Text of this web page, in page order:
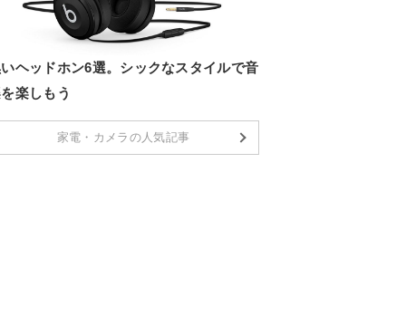
ヘッドホン6選。シックなスタイルで音
楽しもう
家電・カメラの人気記事